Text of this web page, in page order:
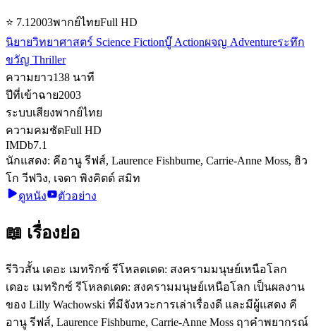
⭐ 7.12003พากย์ไทยFull HD
นิยายวิทยาศาสตร์ Science Fictionบู๊ Actionผจญ Adventureระทึก
ขวัญ Thriller
ความยาว138 นาที
ปีที่เข้าฉาย2003
ระบบเสียงพากย์ไทย
ความคมชัดFull HD
IMDb7.1
นักแสดง: คีอานู รีฟส์, Laurence Fishburne, Carrie-Anne Moss, ฮิว
โก วีฟวิง, เจดา พิงคิตต์ สมิท
ดูหนัง
ตัวอย่าง
📖 เรื่องย่อ
รีวิวสั้น เดอะ เมทริกซ์ รีโหลดเดด: สงครามมนุษย์เหนือโลก
เดอะ เมทริกซ์ รีโหลดเดด: สงครามมนุษย์เหนือโลก เป็นผลงาน
ของ Lilly Wachowski ที่มีจังหวะการเล่าเรื่องดี และมีผู้แสดง คี
อานู รีฟส์, Laurence Fishburne, Carrie-Anne Moss ฤาคำพยากรณ์